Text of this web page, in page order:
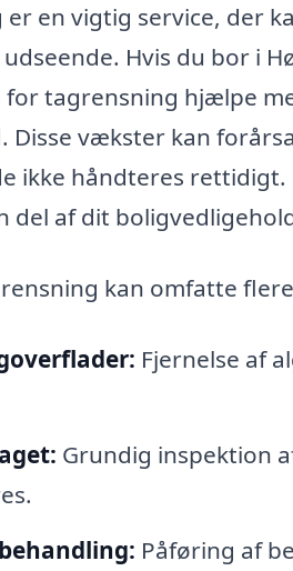
er en vigtig service, der
Hvis du bor i
tagrensning hjælpe
Disse vækster kan
ikke håndteres
del af dit
kan omfatte
Fjernelse af
Grundig inspektion
Påføring af